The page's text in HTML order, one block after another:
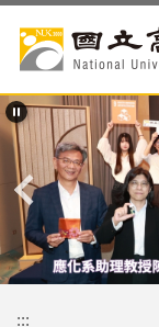
到
主
內
容
區
:::